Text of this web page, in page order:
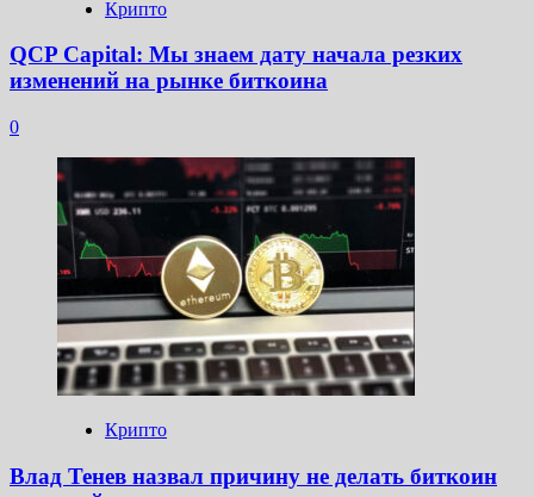
Крипто
QCP Capital: Мы знаем дату начала резких
изменений на рынке биткоина
0
Крипто
Влад Тенев назвал причину не делать биткоин